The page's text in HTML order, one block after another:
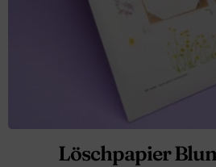
Löschpapier